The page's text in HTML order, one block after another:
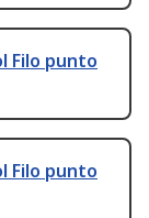
Filo punto
Filo punto